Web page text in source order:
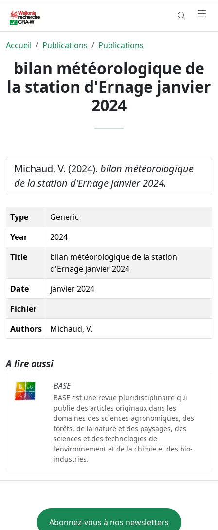
Accueil Publications Publications
bilan météorologique de
la station d'Ernage janvier
2024
Michaud, V. (2024). bilan météorologique
de la station d'Ernage janvier 2024.
Type
Generic
Year
2024
Title
bilan météorologique de la station
d'Ernage janvier 2024
Date
janvier 2024
Fichier
Authors
Michaud, V.
A lire aussi
BASE
BASE est une revue pluridisciplinaire qui
publie des articles originaux dans les
domaines des sciences agronomiques, des
forêts, de la nature et des paysages, des
sciences et des technologies de
l’environnement et de la chimie et des bio-
industries.
Abonnez-vous à nos newsletters